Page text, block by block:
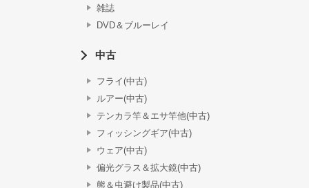
雑誌
DVD＆ブルーレイ
中古
フライ(中古)
ルアー(中古)
テンカラ竿＆エサ竿他(中古)
フィッシングギア(中古)
ウェア(中古)
偏光グラス＆拡大鏡(中古)
熊＆虫避け製品(中古)